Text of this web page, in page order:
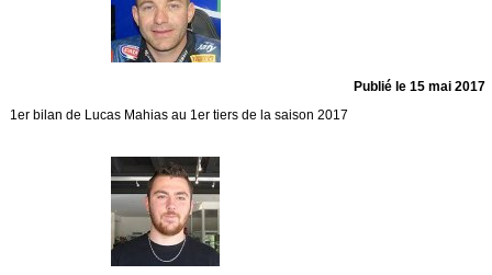
Publié le 15 mai 2017
1er bilan de Lucas Mahias au 1er tiers de la saison 2017